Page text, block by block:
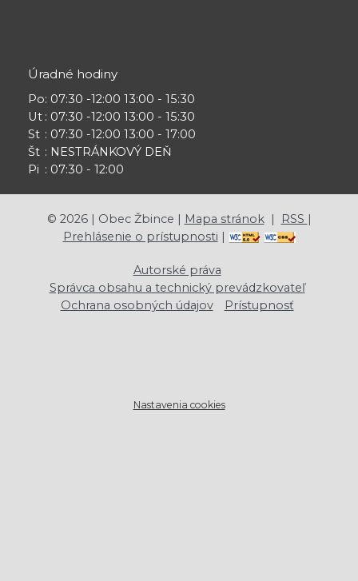
Úradné hodiny
Po
Ut
St
Št
Pi
: 07:30 -12:00 13:00 - 15:30
: 07:30 -12:00 13:00 - 15:30
: 07:30 -12:00 13:00 - 17:00
: NESTRÁNKOVÝ DEŇ
: 07:30 - 12:00
© 2026| Obec Žbince | Mapa stránok| RSS |
Prehlásenie o prístupnosti |
Autorské práva
Správca obsahu a technický prevádzkovateľ
Ochrana osobných údajov
Prístupnosť
Nastavenia cookies